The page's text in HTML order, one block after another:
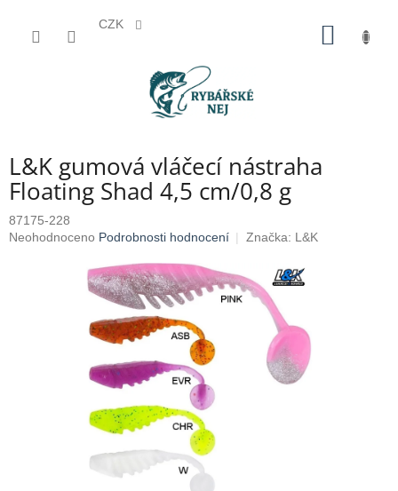
CZK
L&K gumová vláčecí nástraha
Floating Shad 4,5 cm/0,8 g
87175-228
Průměrné
Neohodnoceno Podrobnosti hodnocení Značka: L&K